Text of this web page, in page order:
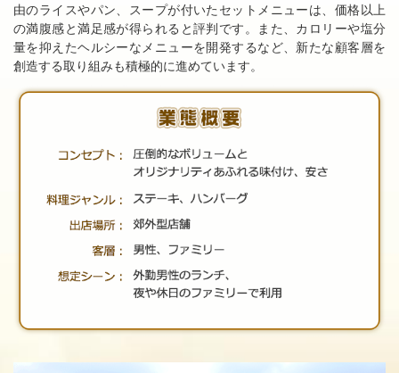
由のライスやパン、スープが付いたセットメニューは、価格以上
の満腹感と満足感が得られると評判です。また、カロリーや塩分
量を抑えたヘルシーなメニューを開発するなど、新たな顧客層を
創造する取り組みも積極的に進めています。